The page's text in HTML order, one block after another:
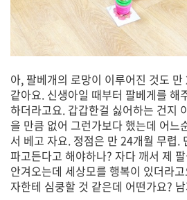
아, 팔베개의 로망이 이루어진 것도
같아요. 신생아일 때부터 팔베게를 해
하더라고요. 갑갑한걸 싫어하는 건지
을 만큼 없어 그런가보다 했는데 어느
서 베고 자요. 정점은 만 24개월 무렵.
파고든다고 해야하나? 자다 깨서 제
안겨오는데 세상모를 행복이 있더라
자한테 심쿵할 것 같은데 어떤가요?